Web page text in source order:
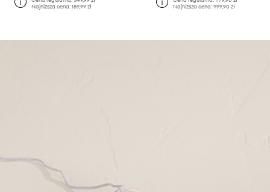
Najniższa cena:189,99 zł
Najniższa cena: 999,90 zł